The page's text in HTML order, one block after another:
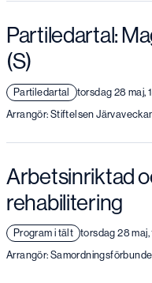
Partiledartal:
(S)
Partiledartal torsdag 28 maj,
Arrangör: Stiftelsen
Arbetsinriktad
rehabilitering
Program i tält torsdag 28
Arrangör: